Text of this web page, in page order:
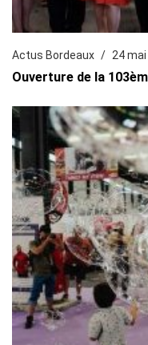
Actus Bordeaux 24
Ouverture de la